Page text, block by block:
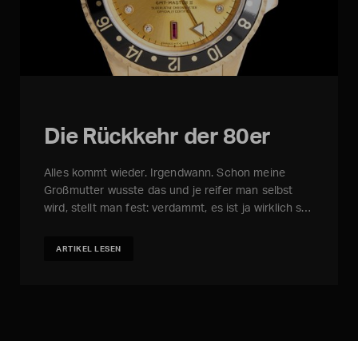
Die Rückkehr der 80er
Alles kommt wieder. Irgendwann. Schon meine
Großmutter wusste das und je reifer man selbst
wird, stellt man fest: verdammt, es ist ja wirklich s…
ARTIKEL LESEN